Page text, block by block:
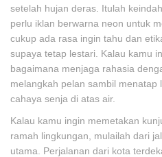
setelah hujan deras. Itulah
perlu iklan berwarna neon untuk
cukup ada rasa ingin tahu dan
supaya tetap lestari. Kalau kamu
bagaimana menjaga rahasia
melangkah pelan sambil menatap
cahaya senja di atas air.
Kalau kamu ingin memetakan
ramah lingkungan, mulailah dari
utama. Perjalanan dari kota